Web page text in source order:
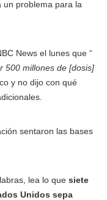
un problema para la
News el lunes que “
500 millones de [dosis]
y no dijo con qué
sentaron las bases
lea lo que siete
Unidos sepa